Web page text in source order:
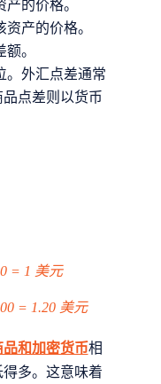
的价格。
产的价格。
。
。外汇点差通常
品点差则以货币
= 1 美元
= 1.20 美元
品和加密货币相
多。这意味着